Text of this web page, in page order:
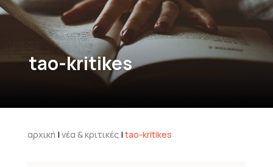
tao-kritikes
αρχική | νέα & κριτικές| tao-kritikes